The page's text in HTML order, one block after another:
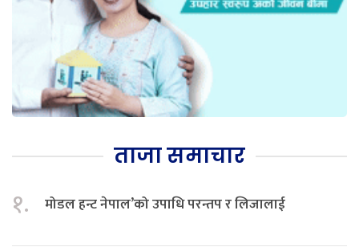
ताजा समाचार
१. मोडल हन्ट नेपाल’को उपाधि परन्तप र लिजालाई